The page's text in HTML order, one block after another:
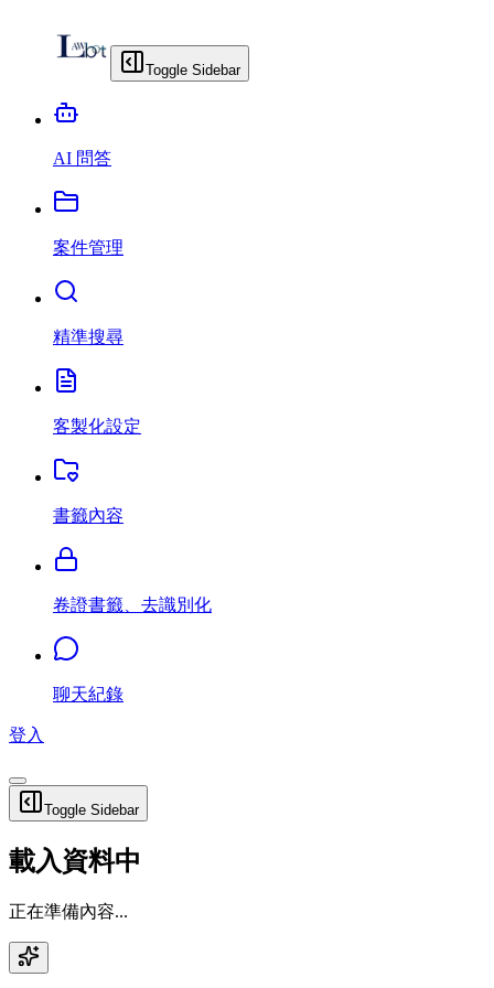
Toggle Sidebar
AI 問答
案件管理
精準搜尋
客製化設定
書籤內容
卷證書籤、去識別化
聊天紀錄
登入
Toggle Sidebar
載入資料中
正在準備內容...